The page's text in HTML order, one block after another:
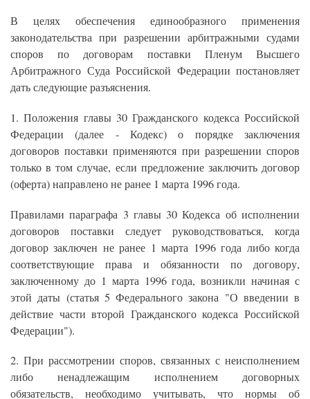
В целях обеспечения единообразного применения
законодательства при разрешении арбитражными судами
споров по договорам поставки Пленум Высшего
Арбитражного Суда Российской Федерации постановляет
дать следующие разъяснения.
1. Положения главы 30 Гражданского кодекса Российской
Федерации (далее - Кодекс) о порядке заключения
договоров поставки применяются при разрешении споров
только в том случае, если предложение заключить договор
(оферта) направлено не ранее 1 марта 1996 года.
Правилами параграфа 3 главы 30 Кодекса об исполнении
договоров поставки следует руководствоваться, когда
договор заключен не ранее 1 марта 1996 года либо когда
соответствующие права и обязанности по договору,
заключенному до 1 марта 1996 года, возникли начиная с
этой даты (статья 5 Федерального закона "О введении в
действие части второй Гражданского кодекса Российской
Федерации").
2. При рассмотрении споров, связанных с неисполнением
либо ненадлежащим исполнением договорных
обязательств, необходимо учитывать, что нормы об